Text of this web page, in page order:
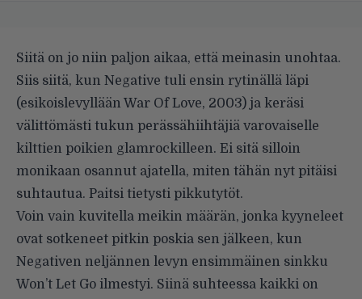
Siitä on jo niin paljon aikaa, että meinasin unohtaa.
Siis siitä, kun Negative tuli ensin rytinällä läpi
(esikoislevyllään War Of Love, 2003) ja keräsi
välittömästi tukun perässähiihtäjiä varovaiselle
kilttien poikien glamrockilleen. Ei sitä silloin
monikaan osannut ajatella, miten tähän nyt pitäisi
suhtautua. Paitsi tietysti pikkutytöt.
Voin vain kuvitella meikin määrän, jonka kyyneleet
ovat sotkeneet pitkin poskia sen jälkeen, kun
Negativen neljännen levyn ensimmäinen sinkku
Won’t Let Go ilmestyi. Siinä suhteessa kaikki on